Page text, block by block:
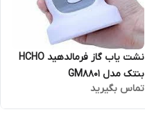
نشت یاب گاز فرمالدهید HCHO
بنتک مدل GM8801
تماس بگیرید